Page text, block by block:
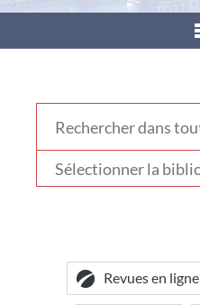
votre
bibliothèque
Revues en ligne